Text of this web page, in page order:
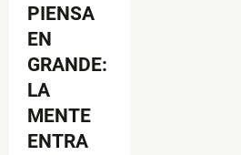
PIENSA
EN
GRANDE:
LA
MENTE
ENTRA